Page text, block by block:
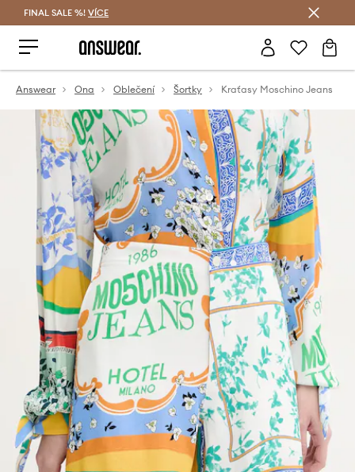
FINAL SALE %! VÍCE
Answear Ona Oblečení Šortky Kraťasy Moschino Jeans